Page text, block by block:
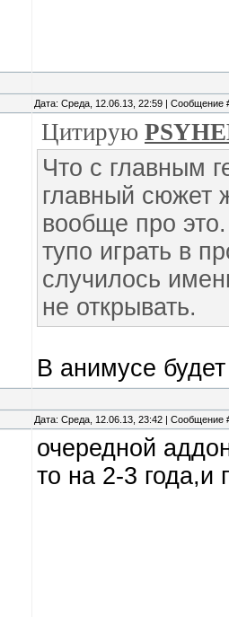
Дата: Среда, 12.06.13, 22:59 | Сообщение
Цитирую
Что с главным
главный сюжет
вообще про
тупо играть в
случилось
не открывать.
В анимусе
Дата: Среда, 12.06.13, 23:42 | Сообщение
очередной
то на 2-3 года,и